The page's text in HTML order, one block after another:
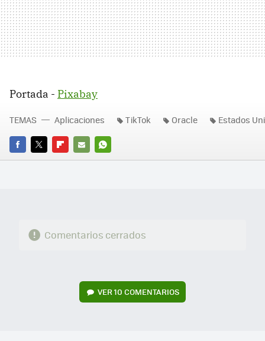
Portada - Pixabay
FACEBOOK
TWITTERFLIPBOARD
E-
WHATSAPP
TEMAS Aplicaciones TikTok Oracle Estados
Comentarios cerrados
VER10 COMENTARIOS